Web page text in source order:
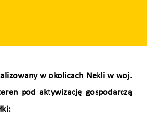
Projekty EU
w okolicach Nekli w woj.
pod aktywizację gospodarczą